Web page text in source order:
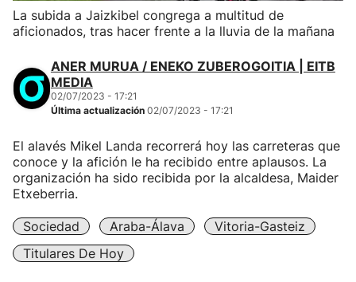
La subida a Jaizkibel congrega a multitud de
aficionados, tras hacer frente a la lluvia de la mañana
ANER MURUA / ENEKO ZUBEROGOITIA | EITB
MEDIA
02/07/2023 - 17:21
Última actualización 02/07/2023 - 17:21
El alavés Mikel Landa recorrerá hoy las carreteras que
conoce y la afición le ha recibido entre aplausos. La
organización ha sido recibida por la alcaldesa, Maider
Etxeberria.
Sociedad Araba-Álava
Vitoria-Gasteiz
Titulares De Hoy